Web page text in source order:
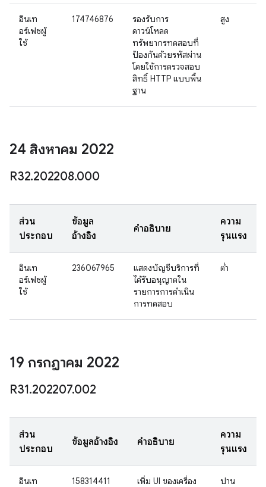
อินเท
อร์เฟซผู้
ใช้
174746876
รองรับการ
ดาวน์โหลด
ทรัพยากรทดสอบที่
ป้องกันด้วยรหัสผ่าน
โดยใช้การตรวจสอบ
สิทธิ์ HTTP แบบพื้น
ฐาน
สูง
24 สิงหาคม 2022
R32.202208.000
ส่วน
ประกอบ
ข้อมูล
อ้างอิง
คำอธิบาย
ความ
รุนแรง
อินเท
อร์เฟซผู้
ใช้
236067965
แสดงบัญชีบริการที่
ได้รับอนุญาตใน
รายการการดำเนิน
การทดสอบ
ต่ำ
19 กรกฎาคม 2022
R31.202207.002
ส่วน
ประกอบ
ข้อมูลอ้างอิง คำอธิบาย
ความ
รุนแรง
อินเท
158314411
เพิ่ม UI ของเครื่อง
ปาน